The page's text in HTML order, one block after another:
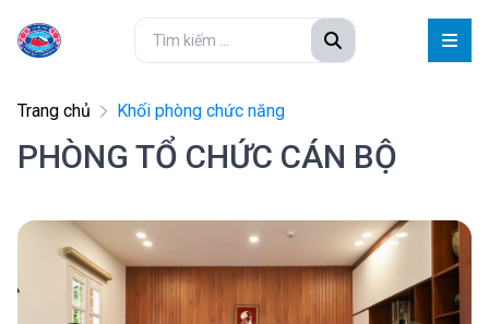
Trang chủ Khối phòng chức năng
PHÒNG TỔ CHỨC CÁN BỘ